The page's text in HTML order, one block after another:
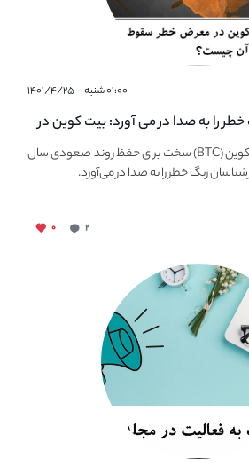
۰۱:۰۰ شنبه - ۱۴۰۱/۴/۲۵
را به صدا در می آورد: بیت کوین در
است - دلیل آن چیست؟
در حالی که گاوهای نر بیت کوین (BTC) سخت برای حفظ روند صعودی سال
زنگ خطر را به صدا در می‌آورد.
۲ ۰